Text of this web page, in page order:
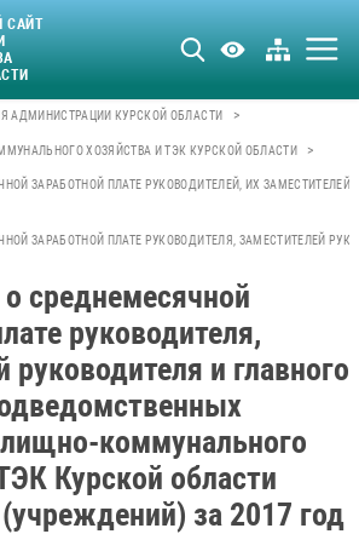
САЙТ
АДМИНИСТРАЦИИ КУРСКОЙ ОБЛАСТИ >
ХОЗЯЙСТВА И ТЭК КУРСКОЙ ОБЛАСТИ >
ЗАРАБОТНОЙ ПЛАТЕ РУКОВОДИТЕЛЕЙ, ИХ
ЗАРАБОТНОЙ ПЛАТЕ РУКОВОДИТЕЛЯ, ЗАМЕСТИТЕЛЕЙ
среднемесячной
руководителя,
руководителя и главного
коммунального
Курской области
за 2017 год